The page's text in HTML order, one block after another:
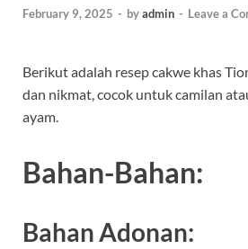
February 9, 2025 - byadmin - Leave a
Berikut adalah resep cakwe khas
dan nikmat, cocok untuk camilan
ayam.
Bahan-Bahan:
Bahan Adonan: